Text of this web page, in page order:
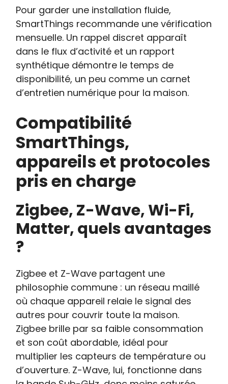
Pour garder une installation fluide,
SmartThings recommande une vérification
mensuelle. Un rappel discret apparaît
dans le flux d’activité et un rapport
synthétique démontre le temps de
disponibilité, un peu comme un carnet
d’entretien numérique pour la maison.
Compatibilité
SmartThings,
appareils et protocoles
pris en charge
Zigbee, Z-Wave, Wi-Fi,
Matter, quels avantages
?
Zigbee et Z-Wave partagent une
philosophie commune : un réseau maillé
où chaque appareil relaie le signal des
autres pour couvrir toute la maison.
Zigbee brille par sa faible consommation
et son coût abordable, idéal pour
multiplier les capteurs de température ou
d’ouverture. Z-Wave, lui, fonctionne dans